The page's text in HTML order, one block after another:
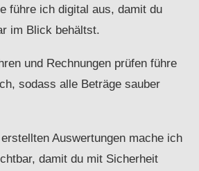
führe ich digital aus, damit du
im Blick behältst.
und Rechnungen prüfen führe
sodass alle Beträge sauber
Auswertungen mache ich
damit du mit Sicherheit